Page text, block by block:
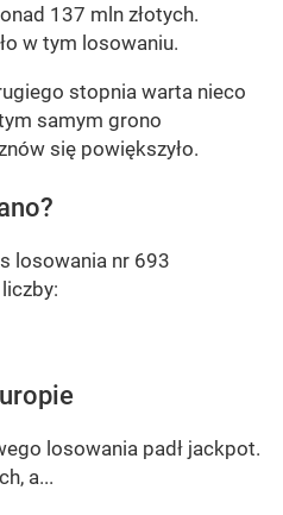
137 mln złotych.
w tym losowaniu.
stopnia warta nieco
samym grono
się powiększyło.
losowania nr 693
losowania padł jackpot.
a...